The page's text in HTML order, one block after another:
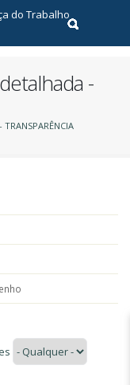
Realizar
-
TRANSPARÊNCIA